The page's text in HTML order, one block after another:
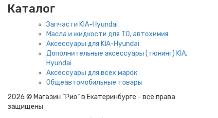
Каталог
Запчасти KIA-Hyundai
Масла и жидкости для ТО, автохимия
Аксессуары для KIA-Hyundai
Дополнительные аксессуары (тюнинг) KIA,
Hyundai
Аксессуары для всех марок
Общеавтомобильные товары
2026 © Магазин “Рио” в Екатеринбурге - все права
защищены